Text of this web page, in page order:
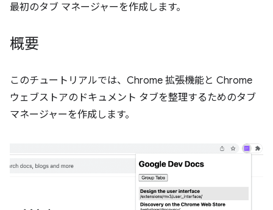
最初のタブ マネージャーを作成します。
概要
このチュートリアルでは、Chrome 拡張機能と Chrome
ウェブストアのドキュメント タブを整理するためのタブ
マネージャーを作成します。